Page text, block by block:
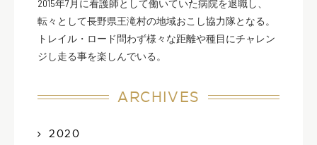
2015年7月に看護師として働いていた病院を退職し、
転々として長野県王滝村の地域おこし協力隊となる。
トレイル・ロード問わず様々な距離や種目にチャレン
ジし走る事を楽しんでいる。
ARCHIVES
2020